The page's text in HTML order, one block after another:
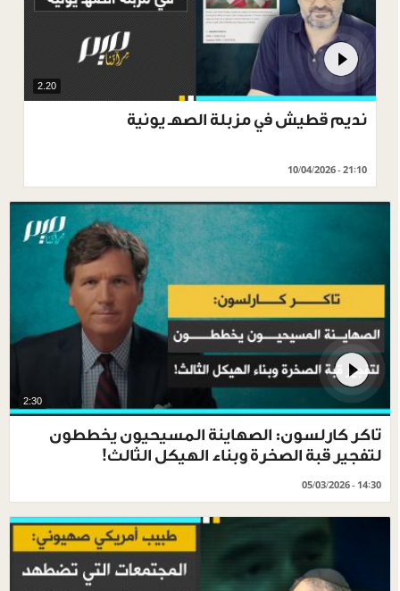
2.20
نديم قطيش في مزبلة الصهـ يونية
10/04/2026 - 21:10
2:30
تاكر كارلسون: الصهاينة المسيحيون يخططون
لتفجير قبة الصخرة وبناء الهيكل الثالث!
05/03/2026 - 14:30